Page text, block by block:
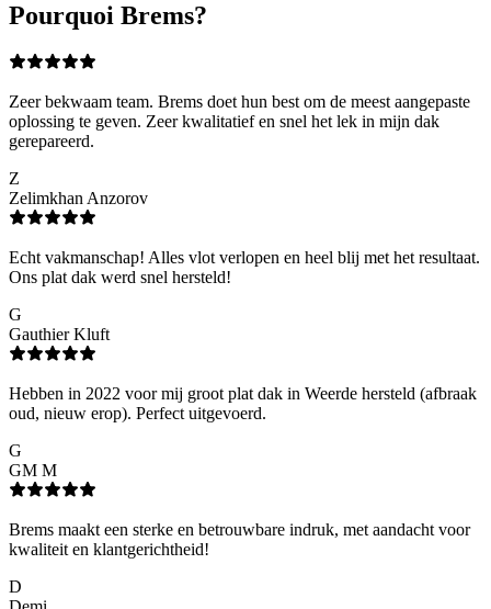
Pourquoi Brems?
Zeer bekwaam team. Brems doet hun best om de meest aangepaste
oplossing te geven. Zeer kwalitatief en snel het lek in mijn dak
gerepareerd.
Z
Zelimkhan Anzorov
Echt vakmanschap! Alles vlot verlopen en heel blij met het resultaat.
Ons plat dak werd snel hersteld!
G
Gauthier Kluft
Hebben in 2022 voor mij groot plat dak in Weerde hersteld (afbraak
oud, nieuw erop). Perfect uitgevoerd.
G
GM M
Brems maakt een sterke en betrouwbare indruk, met aandacht voor
kwaliteit en klantgerichtheid!
D